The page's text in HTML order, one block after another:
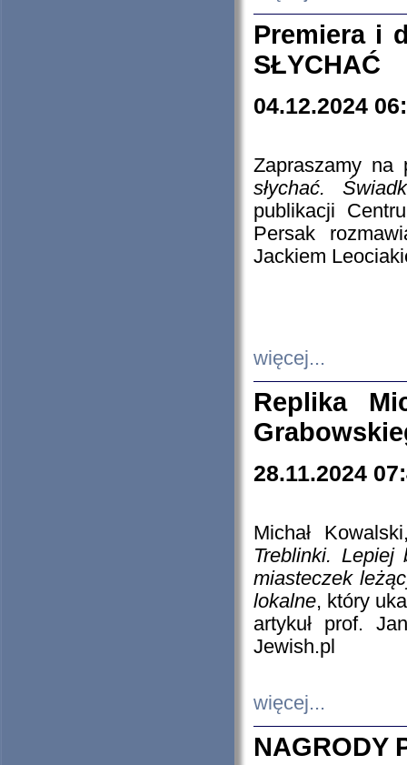
Premiera i
SŁYCHAĆ
04.12.2024
Zapraszamy
słychać.
publikacji
Persak
Jackiem
więcej...
Replika
28.11.2024
Michał
Treblinki. Lepiej
miasteczek
lokalne, który
artykuł prof.
Jewish.pl
więcej...
NAGRODY